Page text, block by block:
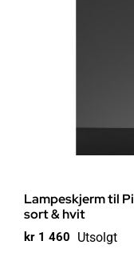
Lampeskjerm til
sort & hvit
kr 1 460 Utsolgt